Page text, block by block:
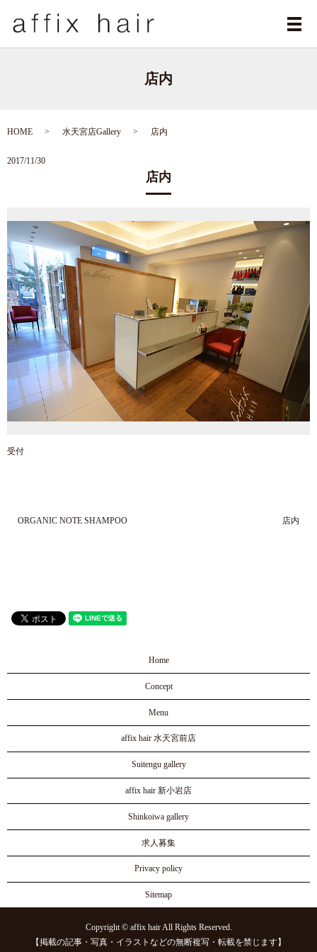
メ
店内
HOME 水天宮店Gallery 店内
2017/11/30
店内
受付
ORGANIC NOTE SHAMPOO 店内
Home
Concept
Menu
affix hair 水天宮前店
Suitengu gallery
affix hair 新小岩店
Shinkoiwa gallery
求人募集
Privacy policy
Sitemap
Copyright © affix hair All Rights Reserved.
【掲載の記事・写真・イラストなどの無断複写・転載を禁じます】